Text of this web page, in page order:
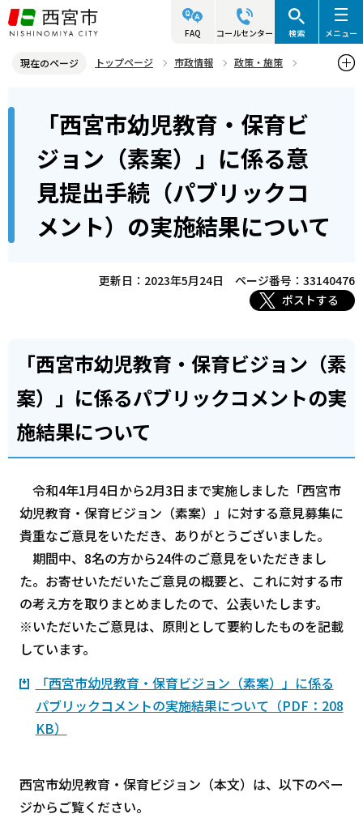
こ
の
ジ
FAQ コールセンター 検索 メニュー
現在のページ トップページ 市政情報
政策・施策
「西宮市幼児教育・保育ビジョン（素案）」に係る意見提出手続（パ
ブリックコメント）の実施結果について
「西宮市幼児教育・保育ビ
ジョン（素案）」に係る意
見提出手続（パブリックコ
メント）の実施結果について
更新日：2023年5月24日
ページ番号：33140476
ポストする
「西宮市幼児教育・保育ビジョン（素
案）」に係るパブリックコメントの実
施結果について
令和4年1月4日から2月3日まで実施しました「西宮市
幼児教育・保育ビジョン（素案）」に対する意見募集に
貴重なご意見をいただき、ありがとうございました。
期間中、8名の方から24件のご意見をいただきまし
た。お寄せいただいたご意見の概要と、これに対する市
の考え方を取りまとめましたので、公表いたします。
※いただいたご意見は、原則として要約したものを記載
しています。
「西宮市幼児教育・保育ビジョン（素案）」に係る
パブリックコメントの実施結果について（PDF：208
KB）
西宮市幼児教育・保育ビジョン（本文）は、以下のペー
ジからご覧ください。